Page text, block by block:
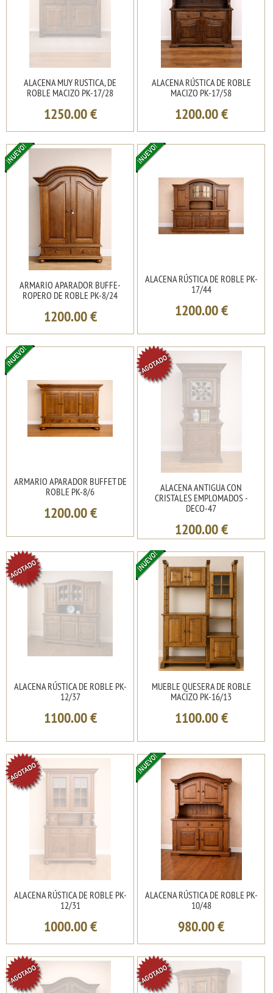
ALACENA MUY RUSTICA, DE
ROBLE MACIZO PK-17/28
1250.00€
ALACENA RÚSTICA DE ROBLE
MACIZO PK-17/58
1200.00€
ARMARIO APARADOR BUFFE-
ROPERO DE ROBLE PK-8/24
1200.00€
ALACENA RÚSTICA DE ROBLE PK-
17/44
1200.00€
ARMARIO APARADOR BUFFET DE
ROBLE PK-8/6
1200.00€
ALACENA ANTIGUA CON
CRISTALES EMPLOMADOS -
DECO-47
1200.00€
ALACENA RÚSTICA DE ROBLE PK-
12/37
1100.00€
MUEBLE QUESERA DE ROBLE
MACIZO PK-16/13
1100.00€
ALACENA RÚSTICA DE ROBLE PK-
12/31
1000.00€
ALACENA RÚSTICA DE ROBLE PK-
10/48
980.00€